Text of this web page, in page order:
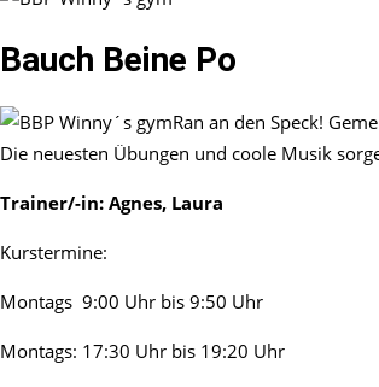
Bauch Beine Po
Ran an den Speck!
Die neuesten Übungen und coole Musik
Trainer/-in: Agnes, Laura
Kurstermine:
Montags 9:00 Uhr bis 9:50 Uhr
Montags: 17:30 Uhr bis 19:20 Uhr